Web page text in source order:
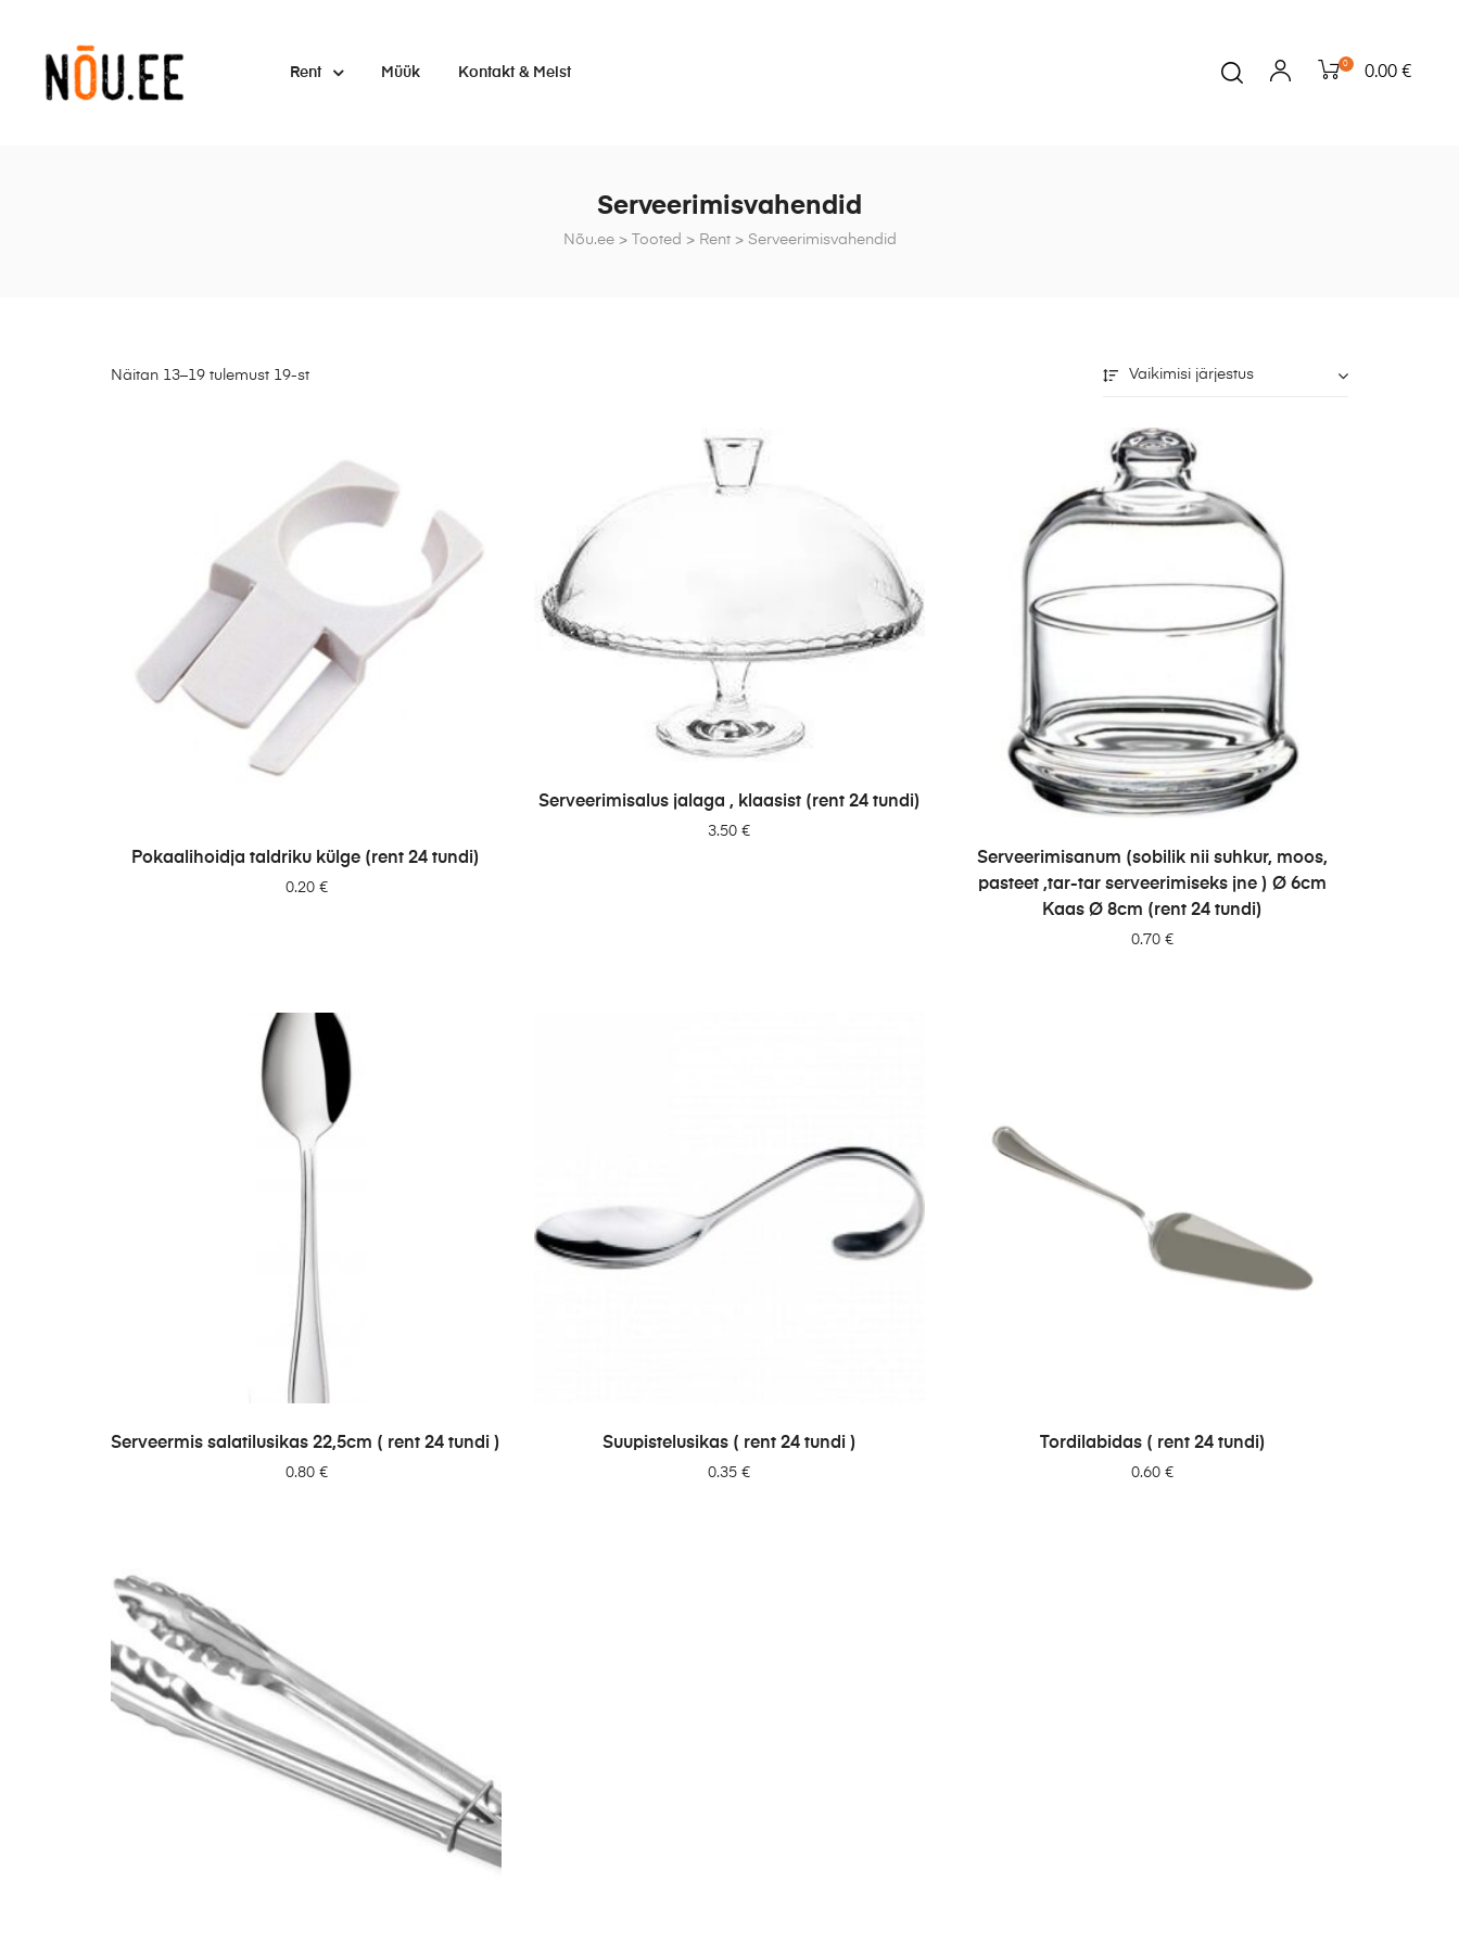
Rent Müük Kontakt & Meist
0 0.00 €
Nõu.ee> Tooted > Rent> Serveerimisvahendid
Serveerimisvahendid
Näitan 13–19 tulemust 19-st Vaikimisi järjestus
LISA PÄRINGUSSE
Pokaalihoidja taldriku külge (rent 24 tundi)
0.20 €
LISA PÄRINGUSSE
Serveerimisalus jalaga , klaasist (rent 24 tundi)
3.50€
LISA PÄRINGUSSE
Serveerimisanum (sobilik nii suhkur, moos,
pasteet ,tar-tar serveerimiseks jne ) Ø 6cm
Kaas Ø 8cm (rent 24 tundi)
0.70€
LISA PÄRINGUSSE
Serveermis salatilusikas 22,5cm ( rent 24 tundi )
0.80 €
LISA PÄRINGUSSE
Suupistelusikas ( rent 24 tundi )
0.35€
LISA PÄRINGUSSE
Tordilabidas ( rent 24 tundi)
0.60€